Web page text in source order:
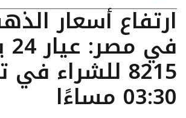
ارتفاع أسعار
8215 للشراء
03:30 مساءًا